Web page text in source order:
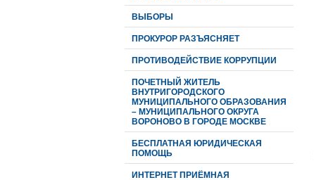
ВЫБОРЫ
ПРОКУРОР РАЗЪЯСНЯЕТ
ПРОТИВОДЕЙСТВИЕ КОРРУПЦИИ
ПОЧЕТНЫЙ ЖИТЕЛЬ
ВНУТРИГОРОДСКОГО
МУНИЦИПАЛЬНОГО ОБРАЗОВАНИЯ
– МУНИЦИПАЛЬНОГО ОКРУГА
ВОРОНОВО В ГОРОДЕ МОСКВЕ
БЕСПЛАТНАЯ ЮРИДИЧЕСКАЯ
ПОМОЩЬ
ИНТЕРНЕТ ПРИЁМНАЯ